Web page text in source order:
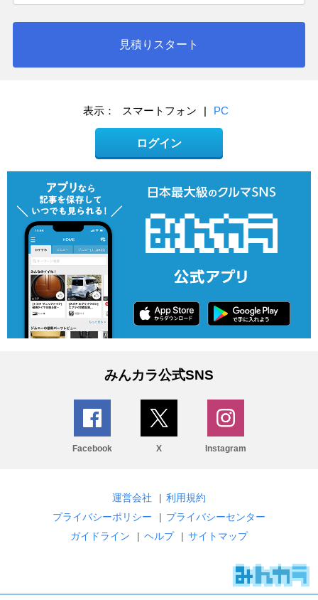
見積りスタート
表示： スマートフォン | PC
ログイン
みんカラ公式SNS
Facebook X Instagram
運営会社 | 利用規約
プライバシーポリシー
| プライバシーセンター
ガイドライン
| ヘルプ | サイトマップ